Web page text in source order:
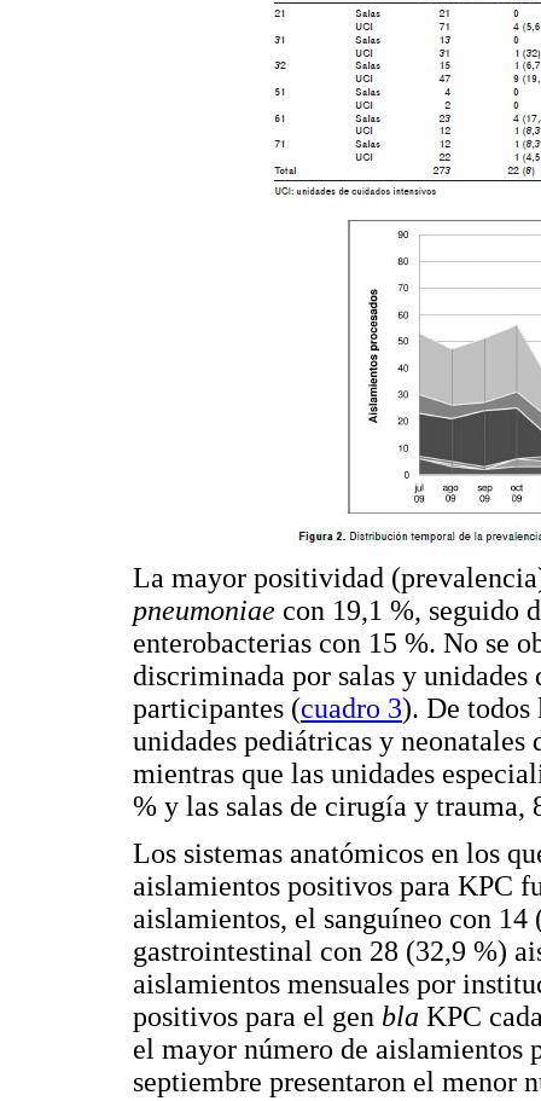
La mayor positividad
pneumoniae con 19,1 %, seguido
enterobacterias con 15 %. No se
discriminada por salas y
participantes (cuadro 3). De todos
unidades pediátricas y neonatales
mientras que las unidades
% y las salas de cirugía y trauma,
Los sistemas anatómicos en los
aislamientos positivos para KPC
aislamientos, el sanguíneo con
gastrointestinal con 28 (32,9 %)
aislamientos mensuales por
positivos para el gen bla KPC
el mayor número de aislamientos
septiembre presentaron el menor